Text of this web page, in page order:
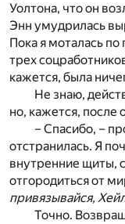
Уолтона, что он
Энн умудрилась
Пока я моталась
трех
кажется, была
Не знаю,
но, кажется, после
– Спасибо, –
отстранилась. Я
внутренние щиты,
отгородиться от
привязывайся,
Точно.